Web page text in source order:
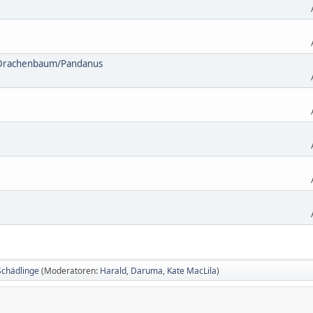
Pandanus
(Moderatoren: Harald, Daruma, Kate MacLila)